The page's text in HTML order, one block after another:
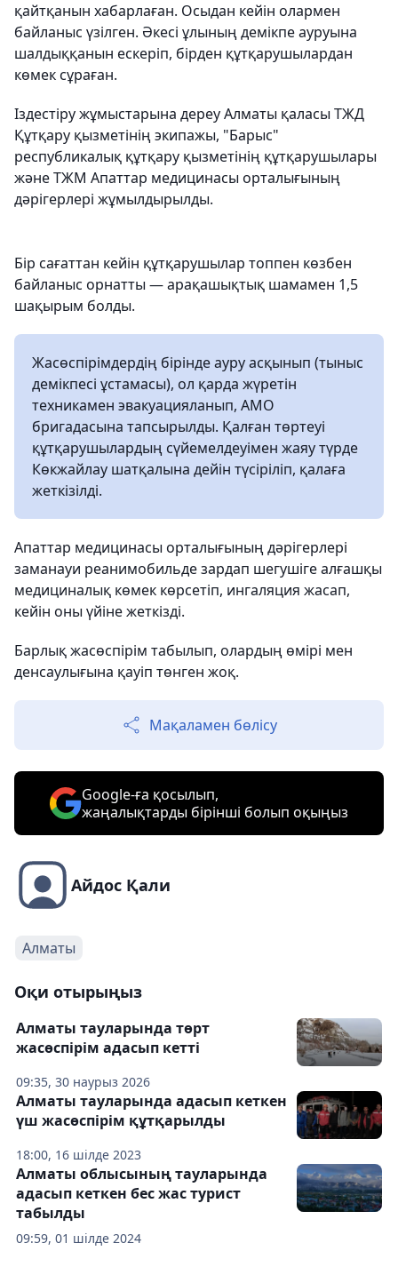
қайтқанын хабарлаған. Осыдан кейін олармен
байланыс үзілген. Әкесі ұлының демікпе ауруына
шалдыққанын ескеріп, бірден құтқарушылардан
көмек сұраған.
Іздестіру жұмыстарына дереу Алматы қаласы ТЖД
Құтқару қызметінің экипажы, "Барыс"
республикалық құтқару қызметінің құтқарушылары
және ТЖМ Апаттар медицинасы орталығының
дәрігерлері жұмылдырылды.
Бір сағаттан кейін құтқарушылар топпен көзбен
байланыс орнатты — арақашықтық шамамен 1,5
шақырым болды.
Жасөспірімдердің бірінде ауру асқынып (тыныс
демікпесі ұстамасы), ол қарда жүретін
техникамен эвакуацияланып, АМО
бригадасына тапсырылды. Қалған төртеуі
құтқарушылардың сүйемелдеуімен жаяу түрде
Көкжайлау шатқалына дейін түсіріліп, қалаға
жеткізілді.
Апаттар медицинасы орталығының дәрігерлері
заманауи реанимобильде зардап шегушіге алғашқы
медициналық көмек көрсетіп, ингаляция жасап,
кейін оны үйіне жеткізді.
Барлық жасөспірім табылып, олардың өмірі мен
денсаулығына қауіп төнген жоқ.
Мақаламен бөлісу
Google-ға қосылып,
жаңалықтарды бірінші болып оқыңыз
Айдос Қали
Алматы
Оқи отырыңыз
09:35, 30 наурыз 2026
Алматы тауларында төрт
жасөспірім адасып кетті
18:00, 16 шілде 2023
Алматы тауларында адасып кеткен
үш жасөспірім құтқарылды
09:59, 01 шілде 2024
Алматы облысының тауларында
адасып кеткен бес жас турист
табылды